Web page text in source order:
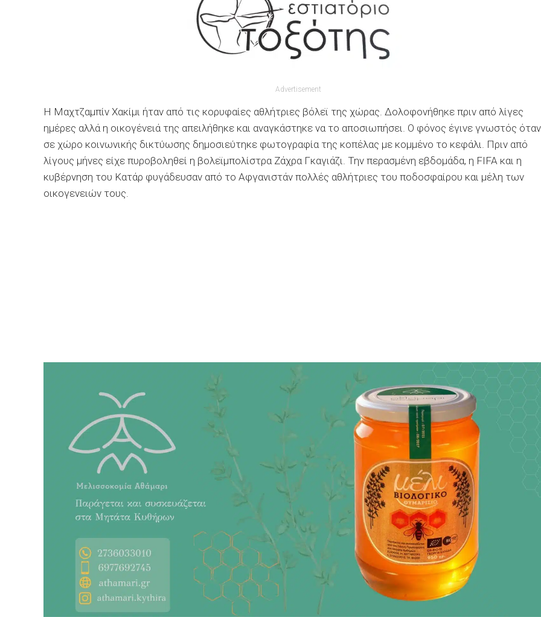
Advertisement
Η Μαχτζαμπίν Χακίμι ήταν από τις κορυφαίες αθλήτριες βόλεϊ της χώρας. Δολοφονήθηκε πριν από λίγες
ημέρες αλλά η οικογένειά της απειλήθηκε και αναγκάστηκε να το αποσιωπήσει. Ο φόνος έγινε γνωστός όταν
σε χώρο κοινωνικής δικτύωσης δημοσιεύτηκε φωτογραφία της κοπέλας με κομμένο το κεφάλι. Πριν από
λίγους μήνες είχε πυροβοληθεί η βολεϊμπολίστρα Ζάχρα Γκαγιάζι. Την περασμένη εβδομάδα, η FIFA και η
κυβέρνηση του Κατάρ φυγάδευσαν από το Αφγανιστάν πολλές αθλήτριες του ποδοσφαίρου και μέλη των
οικογενειών τους.